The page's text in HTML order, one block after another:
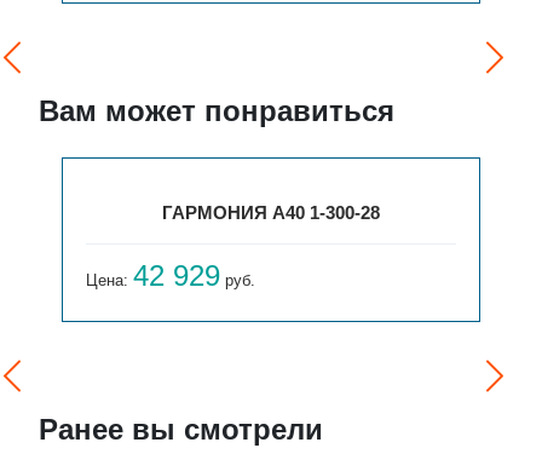
Вам может понравиться
ГАРМОНИЯ А40 1-300-28
Цена:42 929 руб.
Ранее вы смотрели